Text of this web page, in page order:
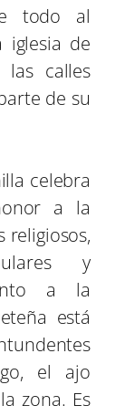
todo al
iglesia de
las calles
de su
celebra
a la
religiosos,
y
a la
está
el ajo
zona. Es